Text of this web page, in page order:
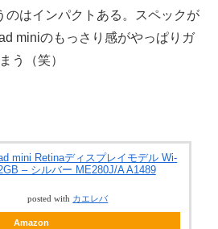
のはインパクトある。スペックが
miniのもっさり感がやっぱりガ
う（笑）
mini Retinaディスプレイモデル Wi-
– シルバー ME280J/A A1489
posted with カエレバ
Amazon